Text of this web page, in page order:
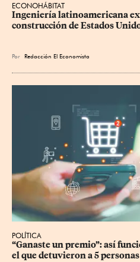
ECONOHÁBITAT
Ingeniería latinoamericana
construcción de Estados
Por Redacción El Economista
POLÍTICA
“Ganaste un premio”: así
el que detuvieron a 5